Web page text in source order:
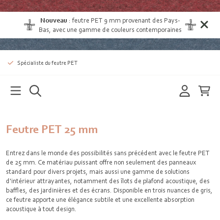
Nouveau :feutre PET 9 mm provenant des Pays-
Bas , avec une gamme de couleurs contemporaines
Spécialiste du feutre PET
Feutre PET 25 mm
Entrez dans le monde des possibilités sans précédent avec le feutre PET
de 25 mm. Ce matériau puissant offre non seulement des panneaux
standard pour divers projets, mais aussi une gamme de solutions
d'intérieur attrayantes, notamment des îlots de plafond acoustique, des
baffles, des jardinières et des écrans. Disponible en trois nuances de gris,
ce feutre apporte une élégance subtile et une excellente absorption
acoustique à tout design.